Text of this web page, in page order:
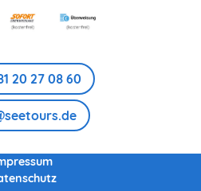
20 27 08 60